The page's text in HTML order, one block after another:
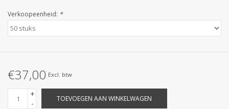
Verkoopeenheid: *
€37,00 Excl. btw
+
-
TOEVOEGEN AAN WINKELWAGEN